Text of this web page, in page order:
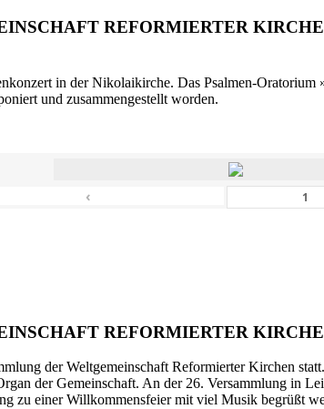
REFORMIERTER
in der Nikolaikirche. Das Psalmen-
und zusammengestellt worden.
‹
REFORMIERTER
der Weltgemeinschaft Reformierter Kirchen
der Gemeinschaft. An der 26. Versammlung in
zu einer Willkommensfeier mit viel Musik begrüßt